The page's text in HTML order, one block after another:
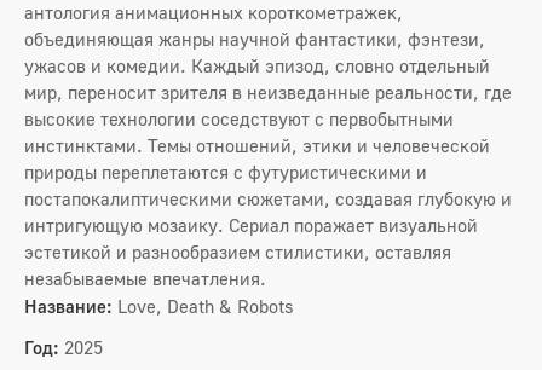
антология анимационных короткометражек,
объединяющая жанры научной фантастики, фэнтези,
ужасов и комедии. Каждый эпизод, словно отдельный
мир, переносит зрителя в неизведанные реальности, где
высокие технологии соседствуют с первобытными
инстинктами. Темы отношений, этики и человеческой
природы переплетаются с футуристическими и
постапокалиптическими сюжетами, создавая глубокую и
интригующую мозаику. Сериал поражает визуальной
эстетикой и разнообразием стилистики, оставляя
незабываемые впечатления.
Название: Love, Death & Robots
Год: 2025